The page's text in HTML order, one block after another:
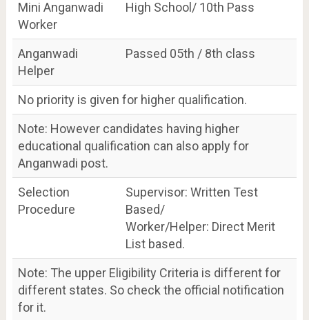
Mini Anganwadi
Worker
High School/ 10th Pass
Anganwadi
Helper
Passed 05th / 8th class
No priority is given for higher qualification.
Note: However candidates having higher
educational qualification can also apply for
Anganwadi post.
Selection
Procedure
Supervisor: Written Test
Based/
Worker/Helper: Direct Merit
List based.
Note: The upper Eligibility Criteria is different for
different states. So check the official notification
for it.